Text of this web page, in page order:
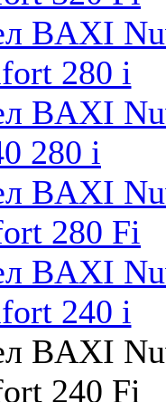
BAXI
280 i
BAXI
280 i
BAXI
280 Fi
BAXI
240 i
BAXI
240 Fi